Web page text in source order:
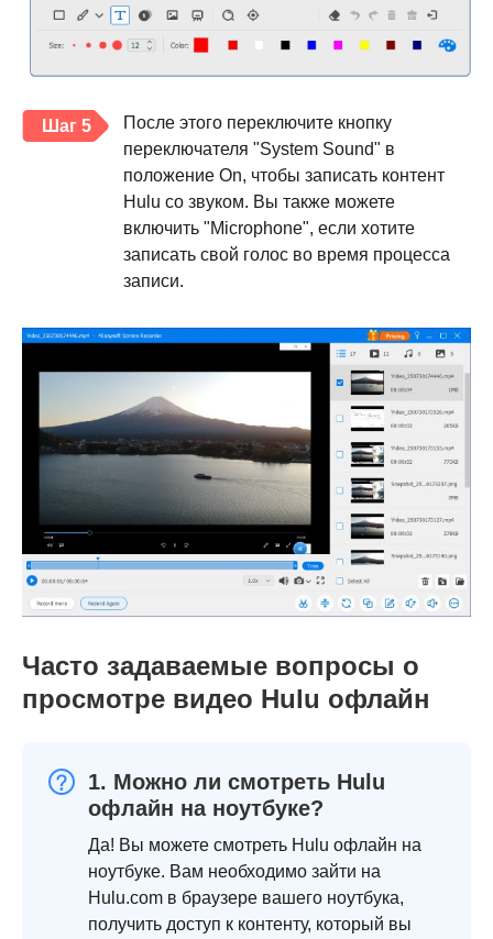
Шаг 5
После этого переключите кнопку
переключателя "System Sound" в
положение On, чтобы записать контент
Hulu со звуком. Вы также можете
включить "Microphone", если хотите
записать свой голос во время процесса
записи.
Часто задаваемые вопросы о
просмотре видео Hulu офлайн
1. Можно ли смотреть Hulu
офлайн на ноутбуке?
Да! Вы можете смотреть Hulu офлайн на
ноутбуке. Вам необходимо зайти на
Hulu.com в браузере вашего ноутбука,
получить доступ к контенту, который вы